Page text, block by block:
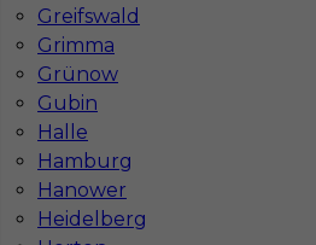
Greifswald
Grimma
Grünow
Gubin
Halle
Hamburg
Hanower
Heidelberg
Najczęściej zadawane
Jak znaleźć pracę za
Czy praca Niemcy na
opłaca przy obecnych